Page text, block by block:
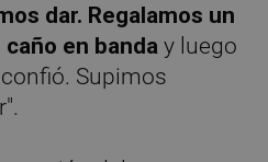
dar. Regalamos un
en banda y luego
Supimos